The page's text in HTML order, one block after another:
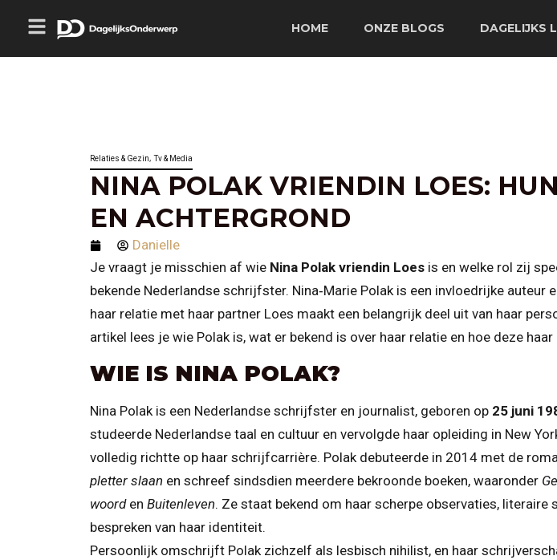
HOME ONZE BLOGS DAGELIJKS
Relaties & Gezin,Tv & Media
NINA POLAK VRIENDIN LOES:
EN ACHTERGROND
Danielle
Je vraagt je misschien af wie Nina Polak vriendin Loes is en welke rol zij
bekende Nederlandse schrijfster. Nina‑Marie Polak is een invloedrijke auteur
haar relatie met haar partner Loes maakt een belangrijk deel uit van haar
artikel lees je wie Polak is, wat er bekend is over haar relatie en hoe deze
WIE IS NINA POLAK?
Nina Polak is een Nederlandse schrijfster en journalist, geboren op 25 juni
studeerde Nederlandse taal en cultuur en vervolgde haar opleiding in New
volledig richtte op haar schrijfcarrière. Polak debuteerde in 2014 met de
pletter slaan en schreef sindsdien meerdere bekroonde boeken, waaronder
woorden Buitenleven. Ze staat bekend om haar scherpe observaties, literaire
bespreken van haar identiteit.
Persoonlijk omschrijft Polak zichzelf als lesbisch nihilist, en haar